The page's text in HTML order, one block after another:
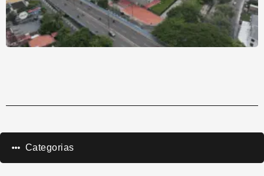
Categorias